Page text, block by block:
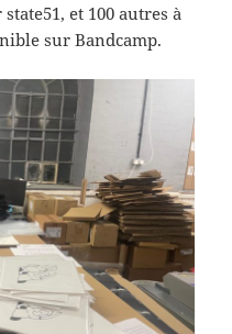
et 100 autres à
sur Bandcamp.